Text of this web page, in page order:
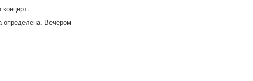
определена. Вечером -